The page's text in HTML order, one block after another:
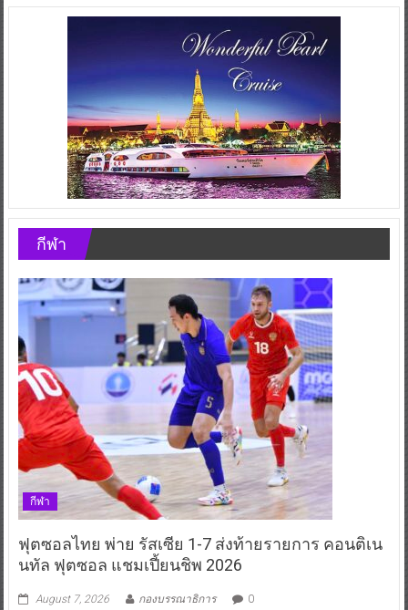
กีฬา
กีฬา
ฟุตซอลไทย พ่าย รัสเซีย 1-7 ส่งท้ายรายการ คอนติเน
นทัล ฟุตซอล แชมเปี้ยนชิพ 2026
August 7, 2026 กองบรรณาธิการ 0